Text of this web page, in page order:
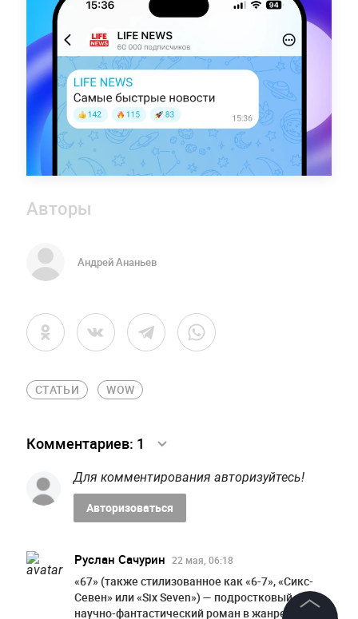
Авторы
Андрей Ананьев
СТАТЬИ WOW
Комментариев: 1
Для комментирования авторизуйтесь!
Авторизоваться
Руслан Сачурин 22 мая, 06:18
«67» (также стилизованное как «6-7», «Сикс-
Севен» или «Six Seven») — подростковый
научно-фантастический роман в жанре